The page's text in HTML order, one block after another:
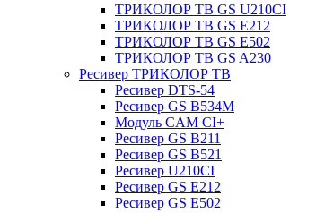
ТРИКОЛОР ТВ GS U210CI
ТРИКОЛОР ТВ GS E212
ТРИКОЛОР ТВ GS E502
ТРИКОЛОР ТВ GS A230
Ресивер ТРИКОЛОР ТВ
Ресивер DTS-54
Ресивер GS B534M
Модуль CAM CI+
Ресивер GS B211
Ресивер GS B521
Ресивер U210CI
Ресивер GS E212
Ресивер GS E502